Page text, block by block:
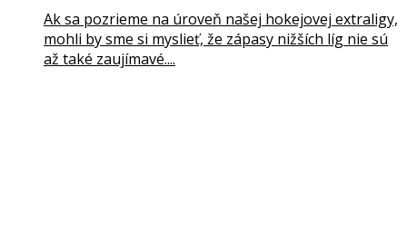
Ak sa pozrieme na úroveň našej hokejovej extraligy,
mohli by sme si myslieť, že zápasy nižších líg nie sú
až také zaujímavé....